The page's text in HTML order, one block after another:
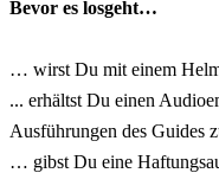
Bevor es losgeht…
… wirst Du mit einem Helm
... erhältst Du einen
Ausführungen des Guides
… gibst Du eine